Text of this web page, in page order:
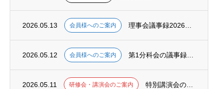
2026.05.13 会員様へのご案内
2026.05.12 会員様へのご案内
2026.05.11 研修会・講演会のご案内